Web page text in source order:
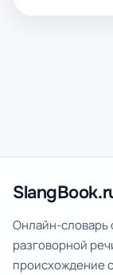
Онлайн-словарь
разговорной
происхождение